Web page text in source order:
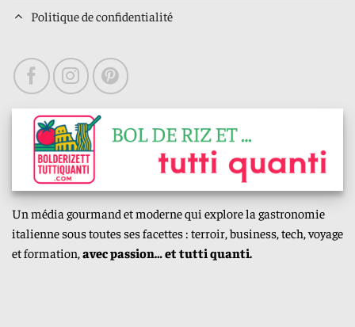
Politique de confidentialité
Un média gourmand et moderne qui explore la gastronomie
italienne sous toutes ses facettes : terroir, business, tech, voyage
et formation,avec passion… et tutti quanti.